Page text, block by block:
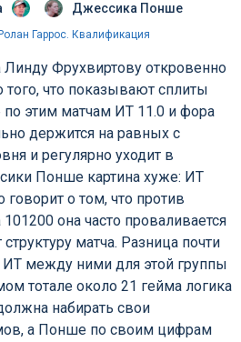
Джессика Понше
Гаррос. Квалификация
Фрухвиртову откровенно
что показывают сплиты
по этим матчам ИТ 11.0 и фора
держится на равных с
и регулярно уходит в
Понше картина хуже: ИТ
говорит о том, что против
она часто проваливается
матча. Разница почти
между ними для этой группы
тотале около 21 гейма логика
набирать свои
а Понше по своим цифрам